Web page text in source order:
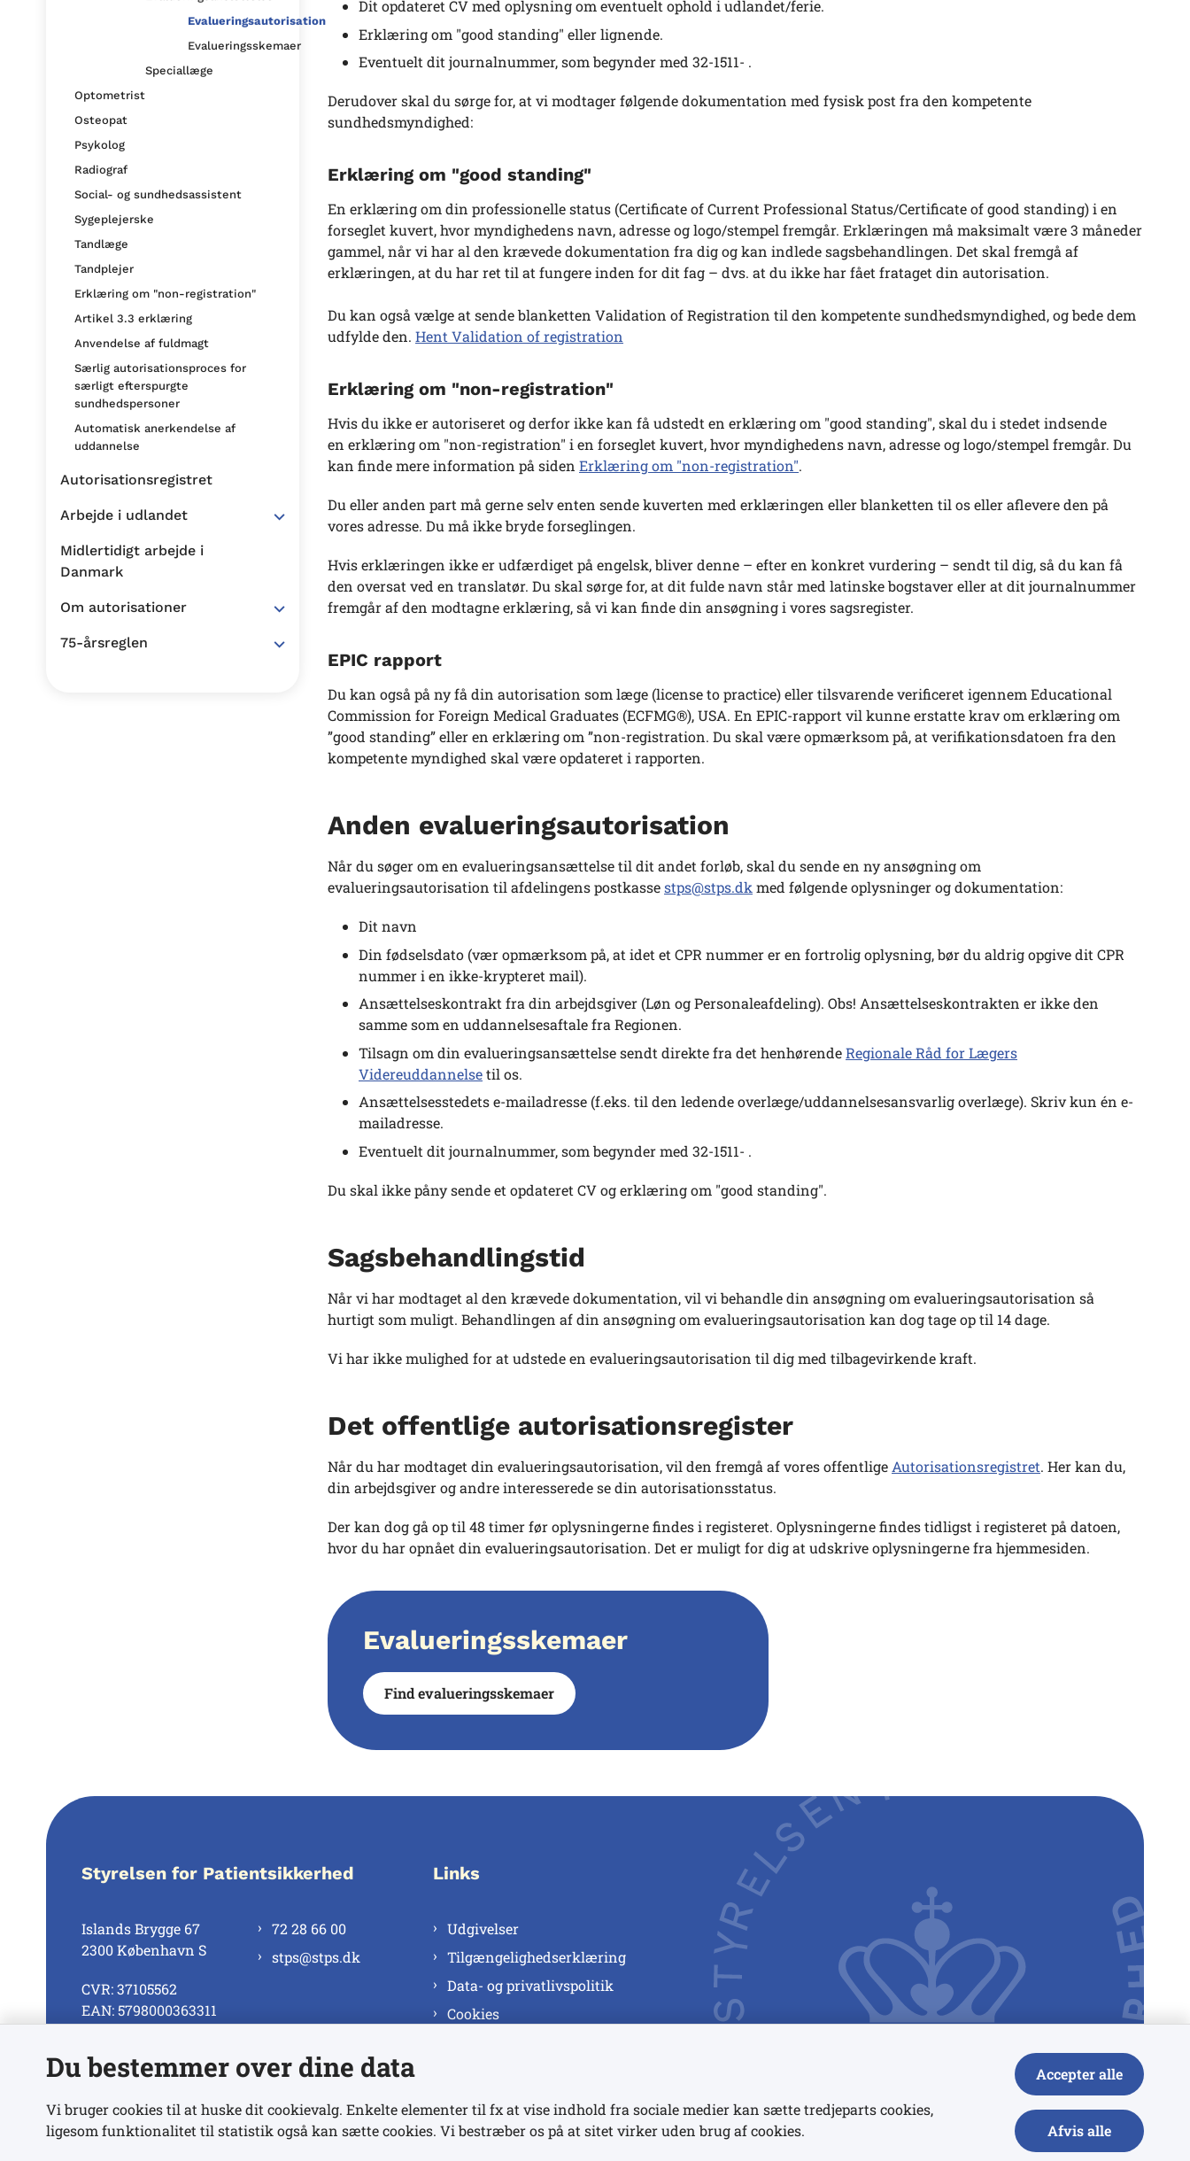
Evalueringsautorisation
Evalueringsskemaer
Speciallæge
Optometrist
Osteopat
Psykolog
Radiograf
Social- og sundhedsassistent
Sygeplejerske
Tandlæge
Tandplejer
Erklæring om "non-registration"
Artikel 3.3 erklæring
Anvendelse af fuldmagt
Særlig autorisationsproces for
særligt efterspurgte
sundhedspersoner
Automatisk anerkendelse af
uddannelse
Autorisationsregistret
Arbejde i udlandet
Midlertidigt arbejde i
Danmark
Om autorisationer
75-årsreglen
Dit opdateret CV med oplysning om eventuelt ophold i udlandet/ferie.
Erklæring om "good standing" eller lignende.
Eventuelt dit journalnummer, som begynder med 32-1511- .
Derudover skal du sørge for, at vi modtager følgende dokumentation med fysisk post fra den kompetente
sundhedsmyndighed:
Erklæring om "good standing"
En erklæring om din professionelle status (Certificate of Current Professional Status/Certificate of good standing) i en
forseglet kuvert, hvor myndighedens navn, adresse og logo/stempel fremgår. Erklæringen må maksimalt være 3 måneder
gammel, når vi har al den krævede dokumentation fra dig og kan indlede sagsbehandlingen. Det skal fremgå af
erklæringen, at du har ret til at fungere inden for dit fag – dvs. at du ikke har fået frataget din autorisation.
Du kan også vælge at sende blanketten Validation of Registration til den kompetente sundhedsmyndighed, og bede dem
udfylde den. Hent Validation of registration
Erklæring om "non-registration"
Hvis du ikke er autoriseret og derfor ikke kan få udstedt en erklæring om "good standing", skal du i stedet indsende
en erklæring om "non-registration" i en forseglet kuvert, hvor myndighedens navn, adresse og logo/stempel fremgår. Du
kan finde mere information på siden Erklæring om "non-registration".
Du eller anden part må gerne selv enten sende kuverten med erklæringen eller blanketten til os eller aflevere den på
vores adresse. Du må ikke bryde forseglingen.
Hvis erklæringen ikke er udfærdiget på engelsk, bliver denne – efter en konkret vurdering – sendt til dig, så du kan få
den oversat ved en translatør. Du skal sørge for, at dit fulde navn står med latinske bogstaver eller at dit journalnummer
fremgår af den modtagne erklæring, så vi kan finde din ansøgning i vores sagsregister.
EPIC rapport
Du kan også på ny få din autorisation som læge (license to practice) eller tilsvarende verificeret igennem Educational
Commission for Foreign Medical Graduates (ECFMG®), USA. En EPIC-rapport vil kunne erstatte krav om erklæring om
”good standing” eller en erklæring om ”non-registration. Du skal være opmærksom på, at verifikationsdatoen fra den
kompetente myndighed skal være opdateret i rapporten.
Anden evalueringsautorisation
Når du søger om en evalueringsansættelse til dit andet forløb, skal du sende en ny ansøgning om
evalueringsautorisation til afdelingens postkassestps@stps.dkmed følgende oplysninger og dokumentation:
Dit navn
Din fødselsdato (vær opmærksom på, at idet et CPR nummer er en fortrolig oplysning, bør du aldrig opgive dit CPR
nummer i en ikke-krypteret mail).
Ansættelseskontrakt fra din arbejdsgiver (Løn og Personaleafdeling). Obs! Ansættelseskontrakten er ikke den
samme som en uddannelsesaftale fra Regionen.
Tilsagn om din evalueringsansættelse sendt direkte fra det henhørendeRegionale Råd for Lægers
Videreuddannelsetil os.
Ansættelsesstedets e-mailadresse (f.eks. til den ledende overlæge/uddannelsesansvarlig overlæge). Skriv kun én e-
mailadresse.
Eventuelt dit journalnummer, som begynder med 32-1511- .
Du skal ikke påny sende et opdateret CV og erklæring om "good standing".
Sagsbehandlingstid
Når vi har modtaget al den krævede dokumentation, vil vi behandle din ansøgning om evalueringsautorisation så
hurtigt som muligt. Behandlingen af din ansøgning om evalueringsautorisation kan dog tage op til 14 dage.
Vi har ikke mulighed for at udstede en evalueringsautorisation til dig med tilbagevirkende kraft.
Det offentlige autorisationsregister
Når du har modtaget din evalueringsautorisation, vil den fremgå af vores offentlige Autorisationsregistret. Her kan du,
din arbejdsgiver og andre interesserede se din autorisationsstatus.
Der kan dog gå op til 48 timer før oplysningerne findes i registeret. Oplysningerne findes tidligst i registeret på datoen,
hvor du har opnået din evalueringsautorisation. Det er muligt for dig at udskrive oplysningerne fra hjemmesiden.
Evalueringsskemaer
Find evalueringsskemaer
Styrelsen for Patientsikkerhed
Islands Brygge 67
2300 København S
CVR: 37105562
EAN: 5798000363311
72 28 66 00
stps@stps.dk
Se alle kontaktnumre
Links
Udgivelser
Tilgængelighedserklæring
Data- og privatlivspolitik
Cookies
Du bestemmer over dine data
Vi bruger cookies til at huske dit cookievalg. Enkelte elementer til fx at vise indhold fra sociale medier kan sætte tredjeparts cookies,
ligesom funktionalitet til statistik også kan sætte cookies. Vi bestræber os på at sitet virker uden brug af cookies.
Accepter alle
Afvis alle